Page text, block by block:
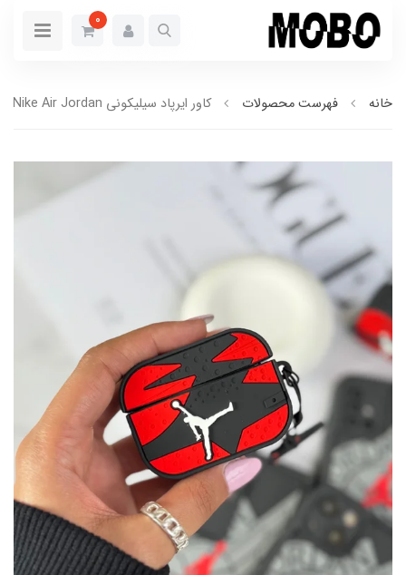
0
خانه فهرست محصولات کاور ایرپاد سیلیکونی Nike Air Jordan (کدa0168)